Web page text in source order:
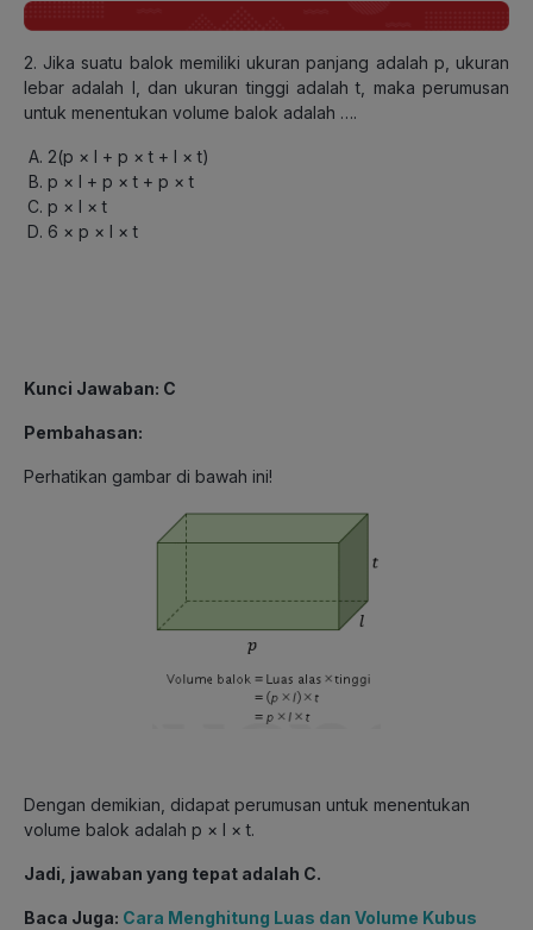
2. Jika suatu balok memiliki ukuran panjang adalah p, ukuran
lebar adalah l, dan ukuran tinggi adalah t, maka perumusan
untuk menentukan volume balok adalah ….
2(p × l + p × t + l × t)
p × l + p × t + p × t
p × l × t
6 × p × l × t
Kunci Jawaban: C
Pembahasan:
Perhatikan gambar di bawah ini!
Dengan demikian, didapat perumusan untuk menentukan
volume balok adalah p × l × t.
Jadi, jawaban yang tepat adalah C.
Baca Juga: Cara Menghitung Luas dan Volume Kubus